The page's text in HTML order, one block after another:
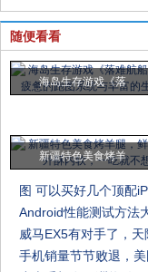
随便看看
海岛生存游戏《落
新疆特色美食烤羊
图 可以买好几个顶配
Android性能测试方法
威马EX5有对手了，
手机销量节节败退，美